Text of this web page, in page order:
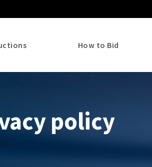
How to Bid
policy